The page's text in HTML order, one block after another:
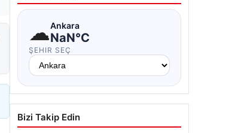
☁Ankara
NaN°C
ŞEHIR SEÇ
Bizi Takip Edin